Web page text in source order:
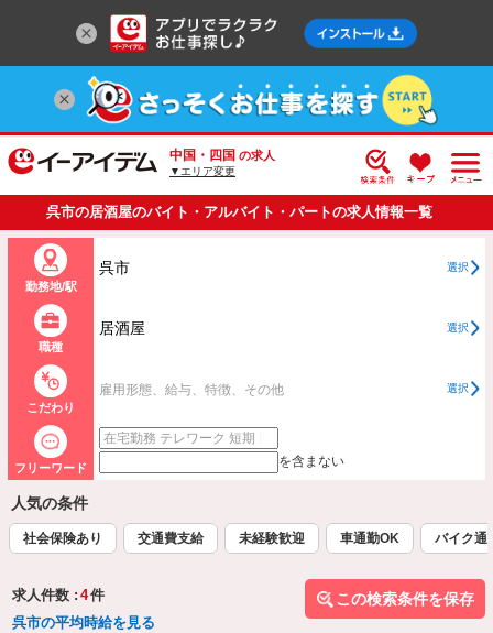
中国・四国 の求人
▼エリア変更
呉市の居酒屋のバイト・アルバイト・パートの求人情報一覧
勤務地/駅
呉市 選択
職種
居酒屋 選択
こだわり
雇用形態、給与、特徴、その他 選択
フリーワード を含まない
人気の条件
社会保険あり 交通費支給 未経験歓迎 車通勤OK バイク通
求人件数 : 4件
呉市の平均時給を見る
この検索条件を保存